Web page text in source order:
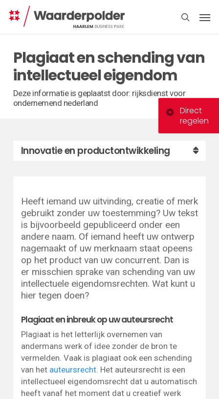
search
Plagiaat en schending van
intellectueel eigendom
Deze informatie is geplaatst door: rijksdienst voor
ondernemend nederland
Innovatie en productontwikkeling
Heeft iemand uw uitvinding, creatie of merk
gebruikt zonder uw toestemming? Uw tekst
is bijvoorbeeld gepubliceerd onder een
andere naam. Of iemand heeft uw ontwerp
nagemaakt of uw merknaam staat opeens
op het product van uw concurrent. Dan is
er misschien sprake van schending van uw
intellectuele eigendomsrechten. Wat kunt u
hier tegen doen?
Plagiaat en inbreuk op uw auteursrecht
Plagiaat is het letterlijk overnemen van
andermans werk of idee zonder de bron te
vermelden. Vaak is plagiaat ook een schending
van het auteursrecht. Het auteursrecht is een
intellectueel eigendomsrecht dat u automatisch
heeft vanaf het moment dat u creatief werk
Direct
regelen